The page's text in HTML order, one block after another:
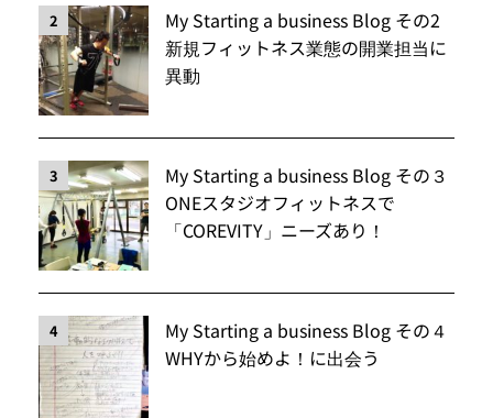
2
My Starting a business Blog その2
新規フィットネス業態の開業担当に
異動
3
My Starting a business Blog その３
ONEスタジオフィットネスで
「COREVITY」ニーズあり！
4
My Starting a business Blog その４
WHYから始めよ！に出会う